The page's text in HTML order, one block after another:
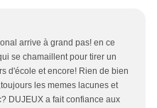
arrive à grand pas! en ce
se chamaillent pour tirer un
d'école et encore! Rien de bien
les memes lacunes et
DUJEUX a fait confiance aux